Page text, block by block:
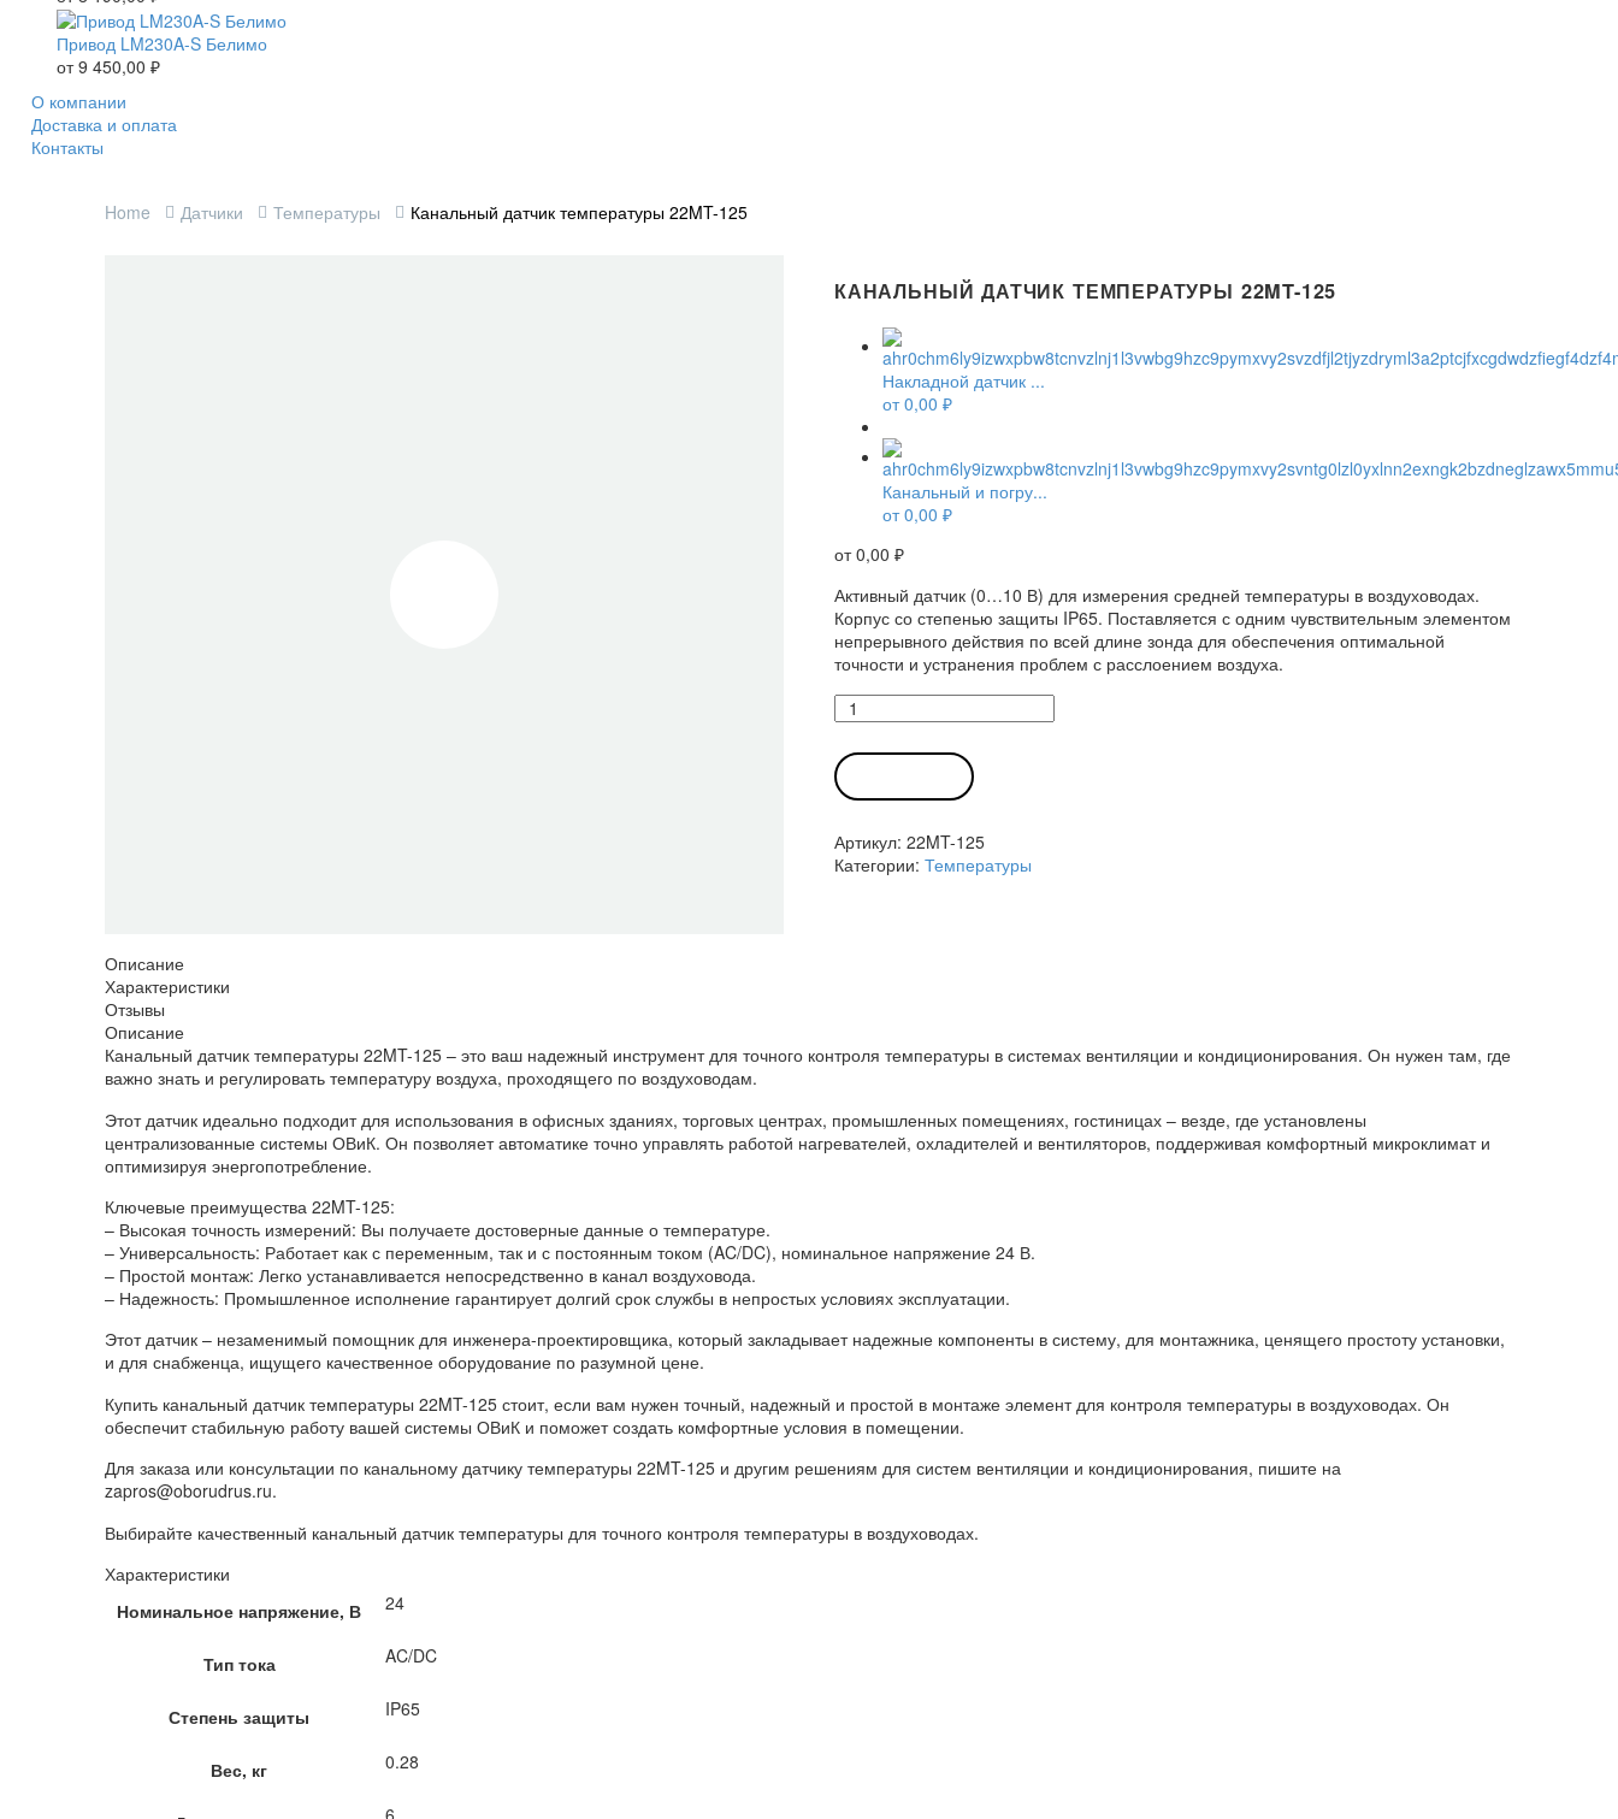
Привод LM230A-S Белимо
от9 450,00 ₽
О компании
Доставка и оплата
Контакты
Home Датчики Температуры Канальный датчик температуры 22MT-125
КАНАЛЬНЫЙ ДАТЧИК ТЕМПЕРАТУРЫ 22MT-125
Накладной датчик ...
от0,00 ₽
Канальный и погру...
от0,00 ₽
от0,00 ₽
Активный датчик (0…10 В) для измерения средней температуры в воздуховодах.
Корпус со степенью защиты IP65. Поставляется с одним чувствительным элементом
непрерывного действия по всей длине зонда для обеспечения оптимальной
точности и устранения проблем с расслоением воздуха.
Количество
товара
Канальный
датчик
температуры
125
Артикул: 22MT-125
Категории: Температуры
Описание
Характеристики
Отзывы
Описание
Канальный датчик температуры 22MT-125 – это ваш надежный инструмент для точного контроля температуры в системах вентиляции и кондиционирования. Он нужен там, где
важно знать и регулировать температуру воздуха, проходящего по воздуховодам.
Этот датчик идеально подходит для использования в офисных зданиях, торговых центрах, промышленных помещениях, гостиницах – везде, где установлены
централизованные системы ОВиК. Он позволяет автоматике точно управлять работой нагревателей, охладителей и вентиляторов, поддерживая комфортный микроклимат и
оптимизируя энергопотребление.
Ключевые преимущества 22MT-125:
– Высокая точность измерений: Вы получаете достоверные данные о температуре.
– Универсальность: Работает как с переменным, так и с постоянным током (AC/DC), номинальное напряжение 24 В.
– Простой монтаж: Легко устанавливается непосредственно в канал воздуховода.
– Надежность: Промышленное исполнение гарантирует долгий срок службы в непростых условиях эксплуатации.
Этот датчик – незаменимый помощник для инженера-проектировщика, который закладывает надежные компоненты в систему, для монтажника, ценящего простоту установки,
и для снабженца, ищущего качественное оборудование по разумной цене.
Купить канальный датчик температуры 22MT-125 стоит, если вам нужен точный, надежный и простой в монтаже элемент для контроля температуры в воздуховодах. Он
обеспечит стабильную работу вашей системы ОВиК и поможет создать комфортные условия в помещении.
Для заказа или консультации по канальному датчику температуры 22MT-125 и другим решениям для систем вентиляции и кондиционирования, пишите на
zapros@oborudrus.ru.
Выбирайте качественный канальный датчик температуры для точного контроля температуры в воздуховодах.
Характеристики
Номинальное напряжение, В
24
Тип тока AC/DC
Степень защиты IP65
Вес, кг 0.28
6